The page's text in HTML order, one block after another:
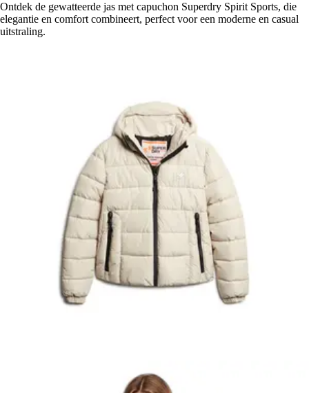
Ontdek de gewatteerde jas met capuchon Superdry Spirit Sports, die
elegantie en comfort combineert, perfect voor een moderne en casual
uitstraling.